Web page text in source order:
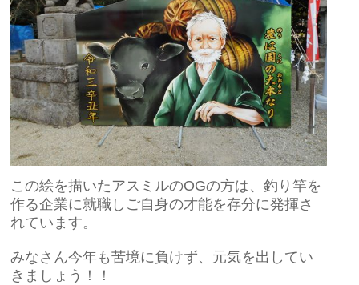
この絵を描いたアスミルのOGの方は、釣り竿を
作る企業に就職しご自身の才能を存分に発揮さ
れています。
みなさん今年も苦境に負けず、元気を出してい
きましょう！！